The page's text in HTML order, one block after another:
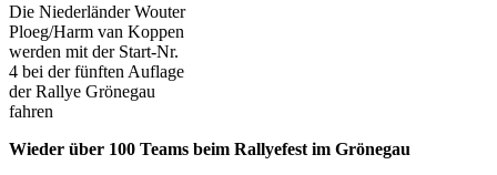
Die Niederländer Wouter
Ploeg/Harm van Koppen
werden mit der Start-Nr.
4 bei der fünften Auflage
der Rallye Grönegau
fahren
Wieder über 100 Teams beim Rallyefest im Grönegau